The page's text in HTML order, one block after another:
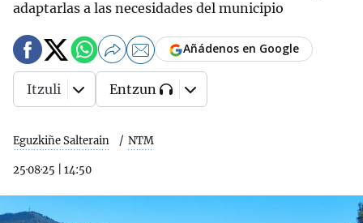
adaptarlas a las necesidades del municipio
Eguzkiñe Salterain NTM
25·08·25 14:50
Añádenos en Google
Itzuli Entzun